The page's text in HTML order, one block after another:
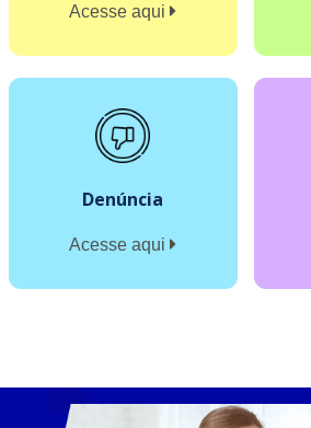
Acesse aqui
Denúncia
Acesse aqui